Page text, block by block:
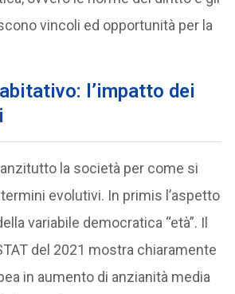
vincoli ed opportunità per la
l’impatto dei
la società per come si
evolutivi. In primis l’aspetto
variabile democratica “età”. Il
del 2021 mostra chiaramente
in aumento di anzianità media